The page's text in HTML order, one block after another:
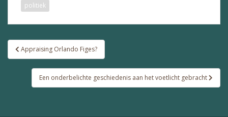
politiek
Bericht
navigatie
Appraising Orlando Figes?
Een onderbelichte geschiedenis aan het voetlicht gebracht